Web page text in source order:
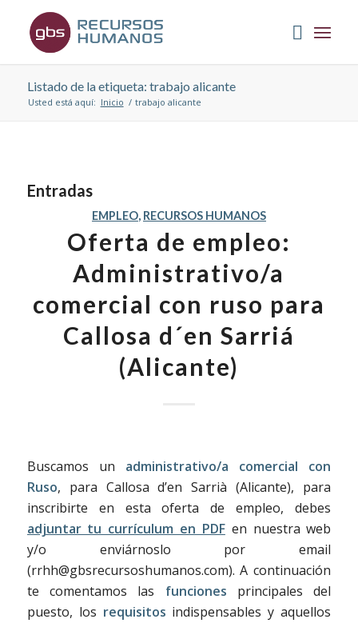
Listado de la etiqueta: trabajo alicante
Usted está aquí: Inicio / trabajo alicante
Entradas
EMPLEO, RECURSOS HUMANOS
Oferta de empleo:
Administrativo/a
comercial con ruso para
Callosa d´en Sarriá
(Alicante)
Buscamos un administrativo/a comercial con
Ruso, para Callosa d’en Sarrià (Alicante), para
inscribirte en esta oferta de empleo, debes
adjuntar tu currículum en PDF en nuestra web
y/o enviárnoslo por email
(rrhh@gbsrecursoshumanos.com). A continuación
te comentamos las funciones principales del
puesto, los requisitos indispensables y aquellos